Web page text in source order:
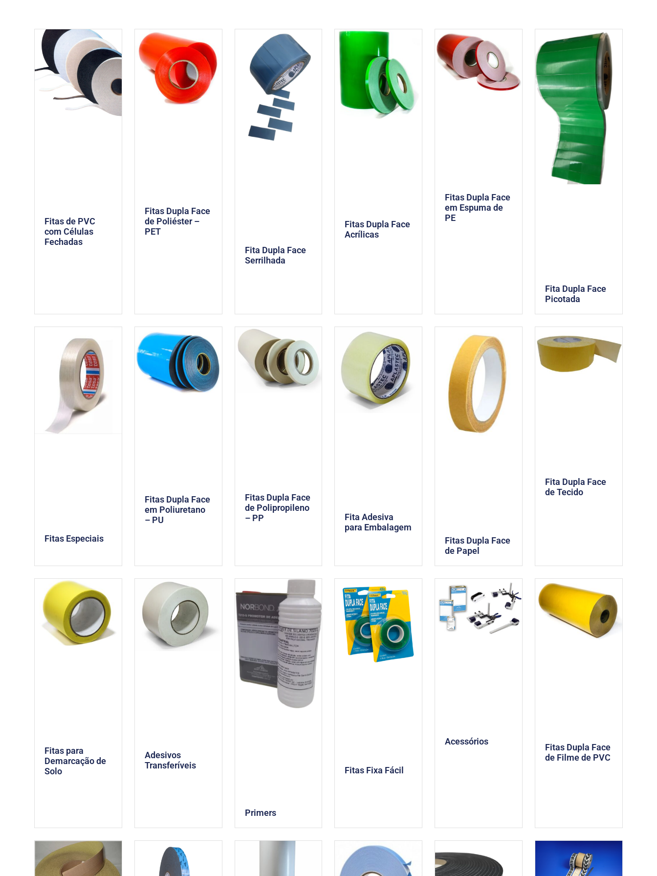
Fitas de PVC
com Células
Fechadas
Fitas Dupla Face
de Poliéster –
PET
Fita Dupla Face
Serrilhada
Fitas Dupla Face
Acrílicas
Fitas Dupla Face
em Espuma de
PE
Fita Dupla Face
Picotada
Fitas Especiais
Fitas Dupla Face
em Poliuretano
– PU
Fitas Dupla Face
de Polipropileno
– PP
Fita Adesiva
para Embalagem
Fitas Dupla Face
de Papel
Fita Dupla Face
de Tecido
Fitas para
Demarcação de
Solo
Adesivos
Transferíveis
Primers
Fitas Fixa Fácil
Acessórios
Fitas Dupla Face
de Filme de PVC